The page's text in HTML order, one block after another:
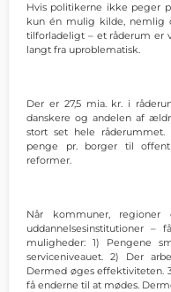
Hvis politikerne ikke peger
kun én mulig kilde, nemlig
tilforladeligt – et råderum er
langt fra uproblematisk.
Der er 27,5 mia. kr. i
danskere og andelen af
stort set hele
penge pr. borger til
reformer.
Når kommuner,
uddannelsesinstitutioner
muligheder: 1) Pengene
serviceniveauet. 2) Der
Dermed øges effektiviteten.
få enderne til at mødes.